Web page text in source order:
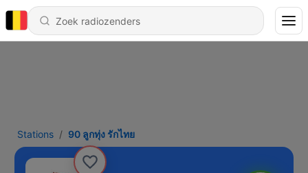
Stations 90 ลูกทุ่ง รักไทย